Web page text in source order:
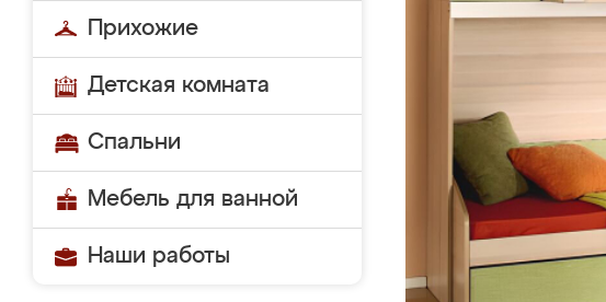
Прихожие
Детская комната
Спальни
Мебель для ванной
Наши работы